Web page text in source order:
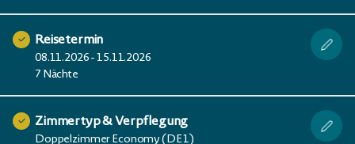
Reisetermin
08.11.2026 - 15.11.2026
7 Nächte
Zimmertyp & Verpflegung
Doppelzimmer Economy (DE1)